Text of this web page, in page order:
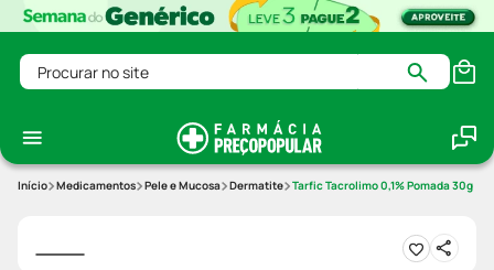
Procurar no site
Medicamentos Pele e Mucosa Dermatite Tarfic Tacrolimo 0,1% Pomada 30g